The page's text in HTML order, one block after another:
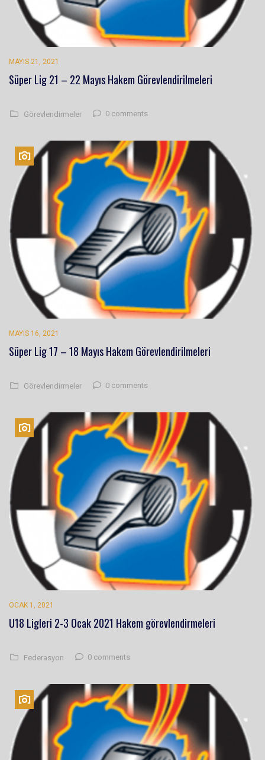
MAYIS 21, 2021
Süper Lig 21 – 22 Mayıs Hakem Görevlendirilmeleri
Görevlendirmeler 0 comments
MAYIS 16, 2021
Süper Lig 17 – 18 Mayıs Hakem Görevlendirilmeleri
Görevlendirmeler 0 comments
OCAK 1, 2021
U18 Ligleri 2-3 Ocak 2021 Hakem görevlendirmeleri
Federasyon 0 comments